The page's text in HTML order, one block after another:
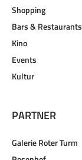
Shopping
Bars & Restaurants
Kino
Events
Kultur
PARTNER
Galerie Roter Turm